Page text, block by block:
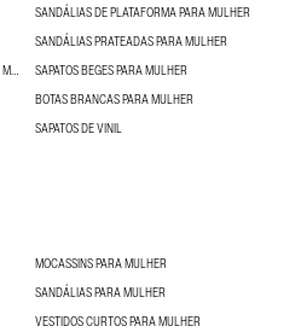
SANDÁLIAS DE PLATAFORMA PARA MULHER
SANDÁLIAS PRATEADAS PARA MULHER
SAPATOS DE SALTO COM ATACADORES PARA MULHER
SAPATOS BEGES PARA MULHER
BOTAS BRANCAS PARA MULHER
SAPATOS DE VINIL
MOCASSINS PARA MULHER
SANDÁLIAS PARA MULHER
VESTIDOS CURTOS PARA MULHER